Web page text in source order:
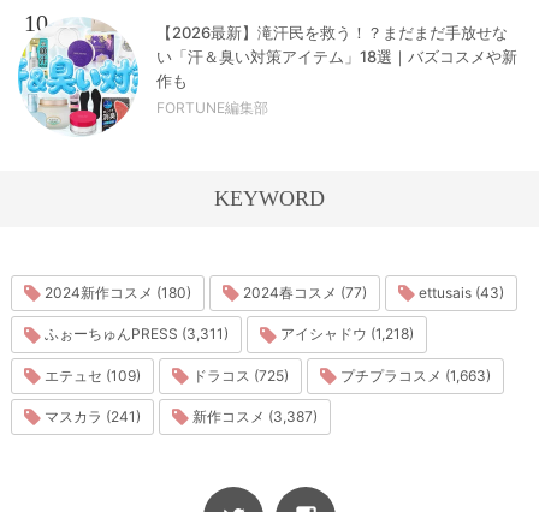
10
【2026最新】滝汗民を救う！？まだまだ手放せな
い「汗＆臭い対策アイテム」18選｜バズコスメや新
作も
FORTUNE編集部
KEYWORD
2024新作コスメ (180) 2024春コスメ (77) ettusais (43)
ふぉーちゅんPRESS (3,311) アイシャドウ (1,218)
エテュセ (109) ドラコス (725) プチプラコスメ (1,663)
マスカラ (241) 新作コスメ (3,387)